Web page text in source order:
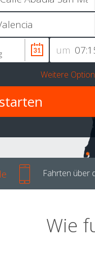
um
Weitere
Fahrten über
Wie